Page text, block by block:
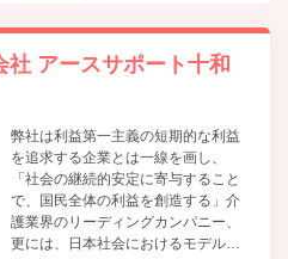
社 アースサポート十和
弊社は利益第一主義の短期的な利益
を追求する企業とは一線を画し、
「社会の継続的安定に寄与すること
で、国民全体の利益を創造する」介
護業界のリーディングカンパニー、
更には、日本社会におけるモデル企